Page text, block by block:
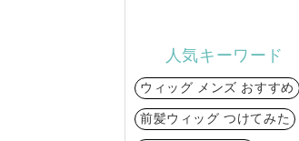
人気キーワード
ウィッグ メンズ おすすめ
前髪ウィッグ つけてみた